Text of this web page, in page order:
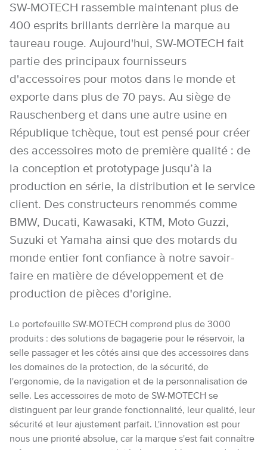
SW-MOTECH rassemble maintenant plus de
400 esprits brillants derrière la marque au
taureau rouge. Aujourd'hui, SW-MOTECH fait
partie des principaux fournisseurs
d'accessoires pour motos dans le monde et
exporte dans plus de 70 pays. Au siège de
Rauschenberg et dans une autre usine en
République tchèque, tout est pensé pour créer
des accessoires moto de première qualité : de
la conception et prototypage jusqu’à la
production en série, la distribution et le service
client. Des constructeurs renommés comme
BMW, Ducati, Kawasaki, KTM, Moto Guzzi,
Suzuki et Yamaha ainsi que des motards du
monde entier font confiance à notre savoir-
faire en matière de développement et de
production de pièces d'origine.
Le portefeuille SW-MOTECH comprend plus de 3000
produits : des solutions de bagagerie pour le réservoir, la
selle passager et les côtés ainsi que des accessoires dans
les domaines de la protection, de la sécurité, de
l'ergonomie, de la navigation et de la personnalisation de
selle. Les accessoires de moto de SW-MOTECH se
distinguent par leur grande fonctionnalité, leur qualité, leur
sécurité et leur ajustement parfait. L'innovation est pour
nous une priorité absolue, car la marque s'est fait connaître